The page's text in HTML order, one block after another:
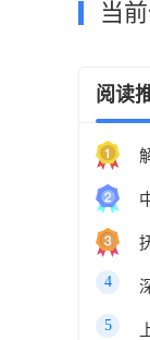
当前
阅读
4
5